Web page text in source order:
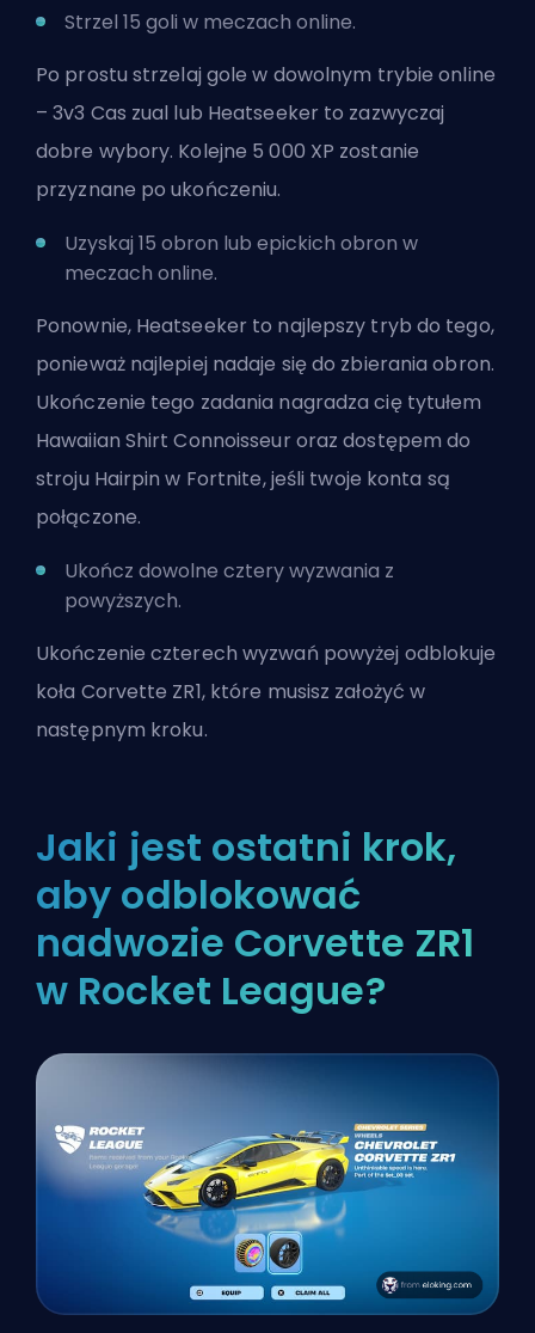
Strzel 15 goli w meczach online.
Po prostu strzelaj gole w dowolnym trybie online
– 3v3 Cas zual lub Heatseeker to zazwyczaj
dobre wybory. Kolejne 5 000 XP zostanie
przyznane po ukończeniu.
Uzyskaj 15 obron lub epickich obron w
meczach online.
Ponownie, Heatseeker to najlepszy tryb do tego,
ponieważ najlepiej nadaje się do zbierania obron.
Ukończenie tego zadania nagradza cię tytułem
Hawaiian Shirt Connoisseur oraz dostępem do
stroju Hairpin w Fortnite, jeśli twoje konta są
połączone.
Ukończ dowolne cztery wyzwania z
powyższych.
Ukończenie czterech wyzwań powyżej odblokuje
koła Corvette ZR1, które musisz założyć w
następnym kroku.
Jaki jest ostatni krok,
aby odblokować
nadwozie Corvette ZR1
w Rocket League?